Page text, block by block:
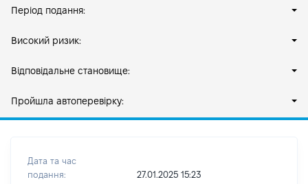
Період подання:
Високий ризик:
Відповідальне становище:
Пройшла автоперевірку:
Дата та час
подання:
27.01.2025 15:23